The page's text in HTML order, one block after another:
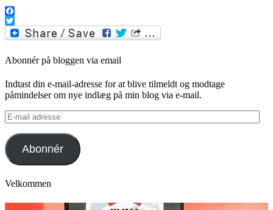
Facebook
Twitter
Abonnér på bloggen via email
Indtast din e-mail-adresse for at blive tilmeldt og modtage
påmindelser om nye indlæg på min blog via e-mail.
E-
mail
adresse
Abonnér
Velkommen